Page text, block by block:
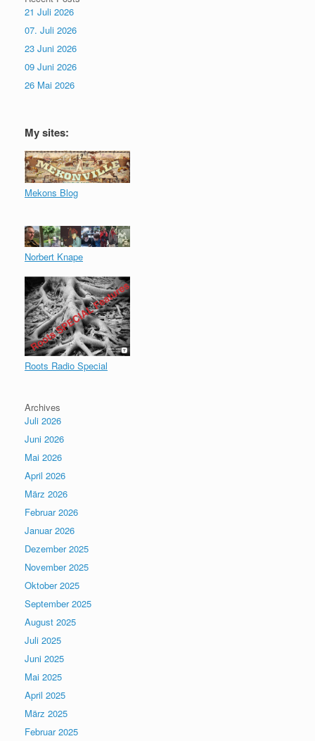
21 Juli 2026
07. Juli 2026
23 Juni 2026
09 Juni 2026
26 Mai 2026
My sites:
Mekons Blog
Norbert Knape
Roots Radio Special
Archives
Juli 2026
Juni 2026
Mai 2026
April 2026
März 2026
Februar 2026
Januar 2026
Dezember 2025
November 2025
Oktober 2025
September 2025
August 2025
Juli 2025
Juni 2025
Mai 2025
April 2025
März 2025
Februar 2025